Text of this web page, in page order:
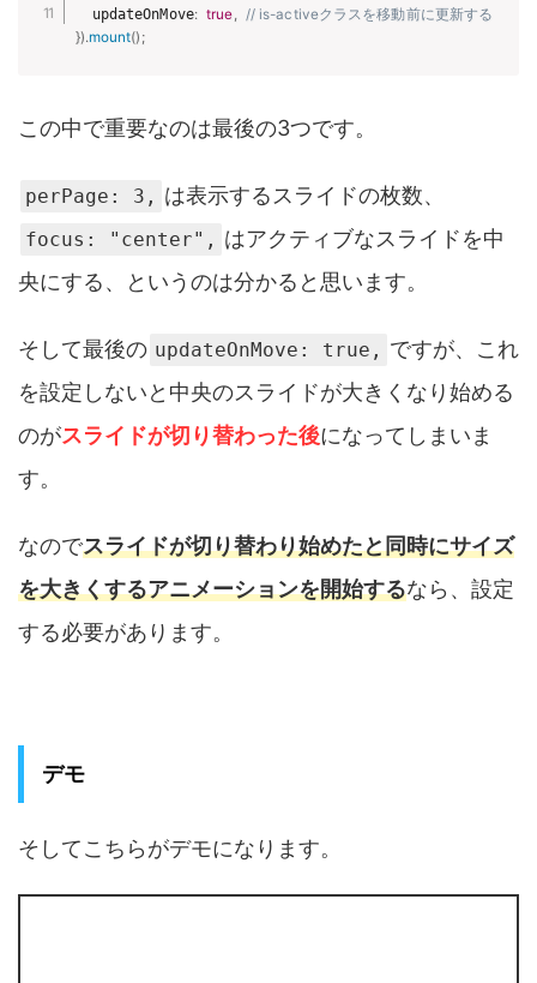
  updateOnMove
: true, // is-activeクラスを移動前に更新する
}).mount() ;
この中で重要なのは最後の3つです。
perPage: 3, は表示するスライドの枚数、
focus: "center", はアクティブなスライドを中
央にする、というのは分かると思います。
そして最後の updateOnMove: true, ですが、これ
を設定しないと中央のスライドが大きくなり始める
のがスライドが切り替わった後になってしまいま
す。
なのでスライドが切り替わり始めたと同時にサイズ
を大きくするアニメーションを開始するなら、設定
する必要があります。
デモ
そしてこちらがデモになります。